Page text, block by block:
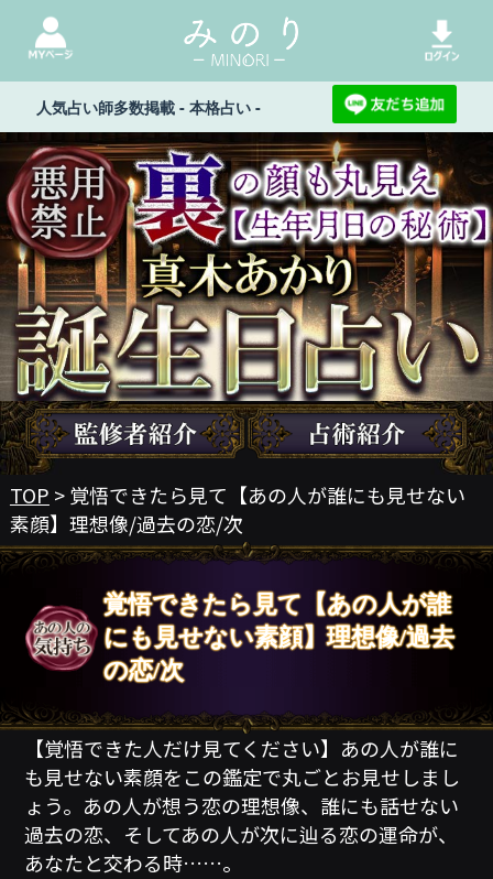
人気占い師多数掲載 - 本格占い -
TOP > 覚悟できたら見て【あの人が誰にも見せない
素顔】理想像/過去の恋/次
覚悟できたら見て【あの人が誰
にも見せない素顔】理想像/過去
の恋/次
【覚悟できた人だけ見てください】あの人が誰に
も見せない素顔をこの鑑定で丸ごとお見せしまし
ょう。あの人が想う恋の理想像、誰にも話せない
過去の恋、そしてあの人が次に辿る恋の運命が、
あなたと交わる時……。